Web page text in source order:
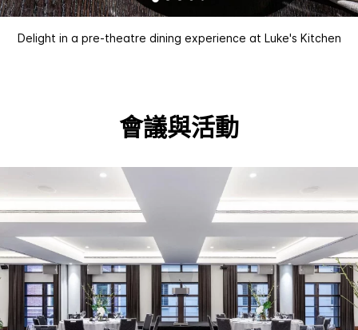
Delight in a pre-theatre dining experience at Luke's Kitchen
會議與活動